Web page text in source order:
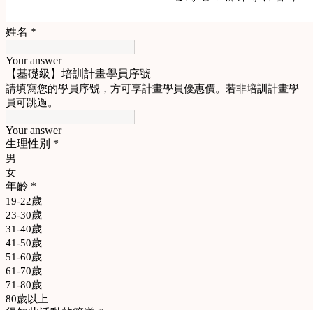
姓名 *
Your answer
【基礎級】培訓計畫學員序號
請填寫您的學員序號，方可享計畫學員優惠價。若非培訓計畫學
員可跳過。
Your answer
生理性別 *
男
女
年齡 *
19-22歲
23-30歲
31-40歲
41-50歲
51-60歲
61-70歲
71-80歲
80歲以上